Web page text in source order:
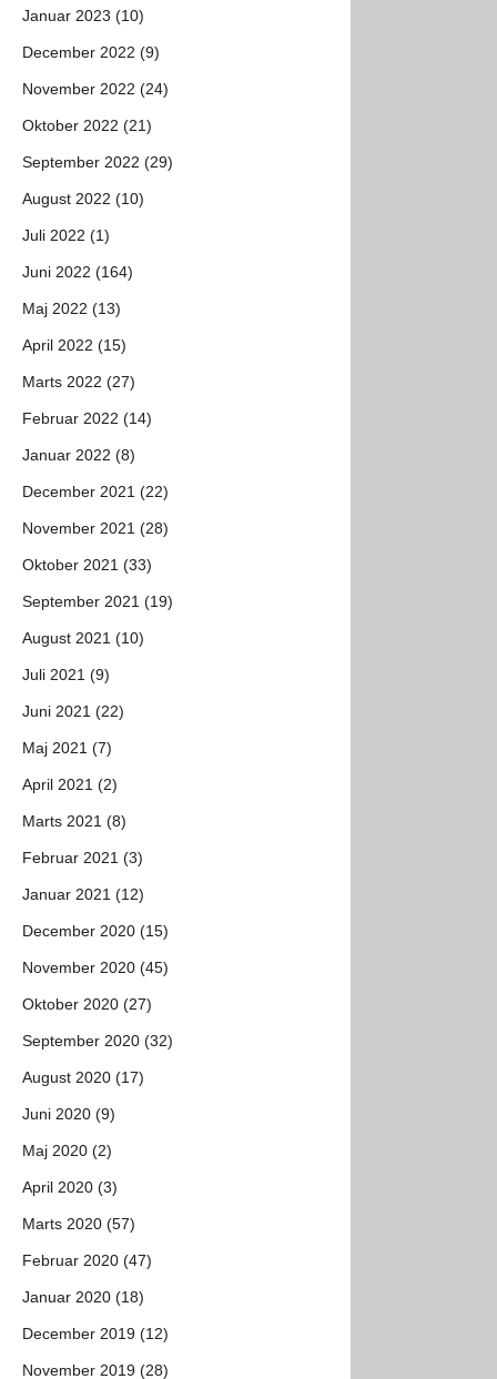
Januar 2023 (10)
December 2022 (9)
November 2022 (24)
Oktober 2022 (21)
September 2022 (29)
August 2022 (10)
Juli 2022 (1)
Juni 2022 (164)
Maj 2022 (13)
April 2022 (15)
Marts 2022 (27)
Februar 2022 (14)
Januar 2022 (8)
December 2021 (22)
November 2021 (28)
Oktober 2021 (33)
September 2021 (19)
August 2021 (10)
Juli 2021 (9)
Juni 2021 (22)
Maj 2021 (7)
April 2021 (2)
Marts 2021 (8)
Februar 2021 (3)
Januar 2021 (12)
December 2020 (15)
November 2020 (45)
Oktober 2020 (27)
September 2020 (32)
August 2020 (17)
Juni 2020 (9)
Maj 2020 (2)
April 2020 (3)
Marts 2020 (57)
Februar 2020 (47)
Januar 2020 (18)
December 2019 (12)
November 2019 (28)